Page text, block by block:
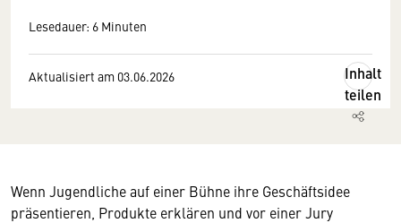
Lesedauer: 6 Minuten
Aktualisiert am 03.06.2026
Inhalt
teilen
Wenn Jugendliche auf einer Bühne ihre Geschäftsidee
präsentieren, Produkte erklären und vor einer Jury